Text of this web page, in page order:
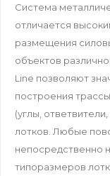
Система
отличается
размещения
объектов
Line позволяют
построения
(углы,
лотков. Любые
непосредственно
типоразмеров